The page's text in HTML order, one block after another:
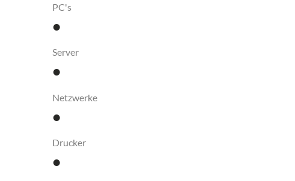
PC's
•
Server
•
Netzwerke
•
Drucker
•